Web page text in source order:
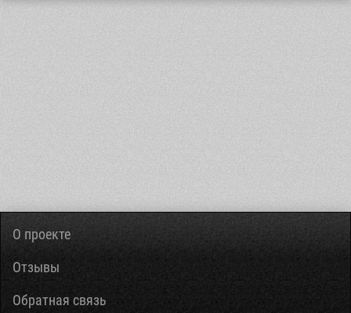
О проекте
Отзывы
Обратная связь